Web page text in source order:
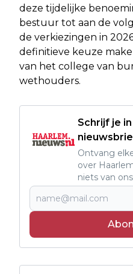
deze tijdelijke
bestuur tot aan de
de verkiezingen in
definitieve keuze
van het college van
wethouders.
Schrijf je
Ontvang
over
niets van